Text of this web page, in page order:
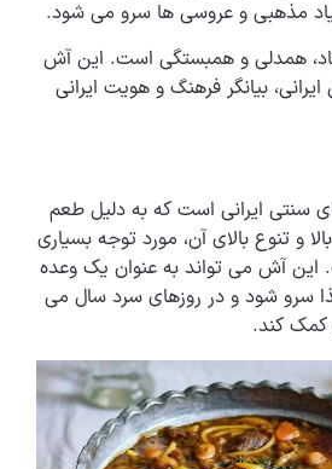
مذهبی و عروسی ها سرو می شود.
همدلی و همبستگی است. این آش
بیانگر فرهنگ و هویت ایرانی
سنتی ایرانی است که به دلیل طعم
و تنوع بالای آن، مورد توجه بسیاری
این آش می تواند به عنوان یک وعده
سرو شود و در روزهای سرد سال می
کمک کند.